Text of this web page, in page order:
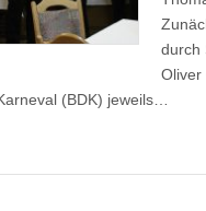
durch
Oliver
(BDK) jeweils…